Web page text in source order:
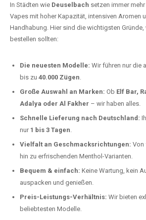
In Städten wie Deuselbach setzen immer
Vapes mit hoher Kapazität, intensiven Aromen
Handhabung. Hier sind die wichtigsten Gründe,
bestellen sollten:
Die neuesten Modelle: Wir führen nur die
bis zu 40.000 Zügen.
Große Auswahl an Marken: Ob Elf Bar,
Adalya oder Al Fakher – wir haben alles.
Schnelle Lieferung nach Deutschland:
nur 1 bis 3 Tagen.
Vielfalt an Geschmacksrichtungen: Von
hin zu erfrischenden Menthol-Varianten.
Bequem & einfach: Keine Wartung, kein
auspacken und genießen.
Preis-Leistungs-Verhältnis: Wir bieten
beliebtesten Modelle.